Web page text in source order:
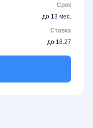
Срок
до 13 мес.
Ставка
до 18.27